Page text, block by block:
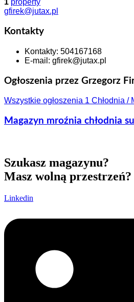
1 property
gfirek@jutax.pl
Kontakty
Kontakty: 504167168
E-mail : gfirek@jutax.pl
Ogłoszenia przez Grzegorz
Wszystkie ogłoszenia 1 Chłodnia /
Magazyn mroźnia chłodnia
Szukasz magazynu?
Masz wolną przestrzeń?
Linkedin